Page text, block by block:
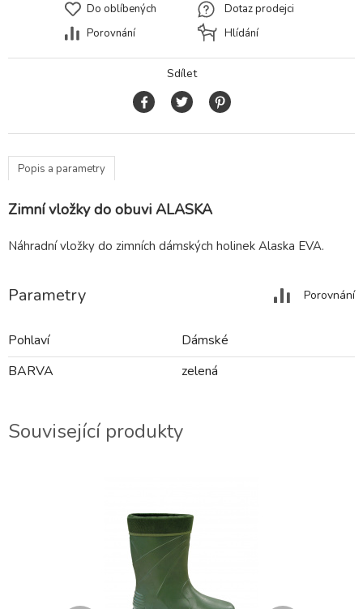
Do oblíbených
Porovnání
Dotaz prodejci
Hlídání
Sdílet
Popis a parametry
Zimní vložky do obuvi ALASKA
Náhradní vložky do zimních dámských holinek Alaska EVA.
Parametry Porovnání
Pohlaví
Dámské
BARVA
zelená
Související produkty